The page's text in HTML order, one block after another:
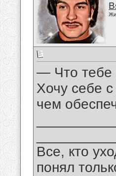
— Что тебе
Хочу себе
чем
Все, кто
понял